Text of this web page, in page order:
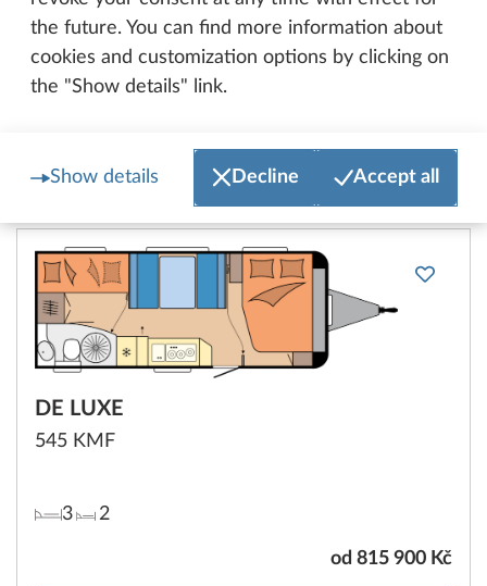
the future. You can find more information about
cookies and customization options by clicking on
the "Show details" link.
Show details Decline Accept all
Konfigurovat
Porovnat
Technické údaje
DE LUXE
545 KMF
3 2
od 815 900 Kč